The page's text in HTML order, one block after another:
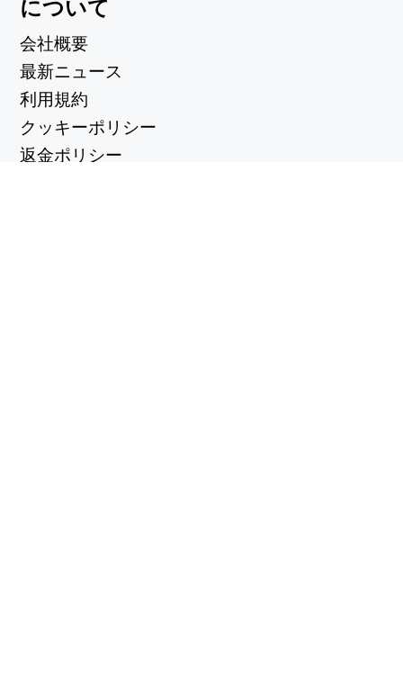
について
会社概要
最新ニュース
利用規約
クッキーポリシー
返金ポリシー